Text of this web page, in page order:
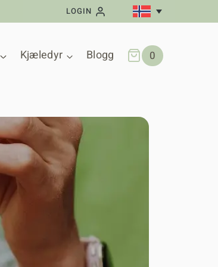
LOGIN
Kjæledyr Blogg 0